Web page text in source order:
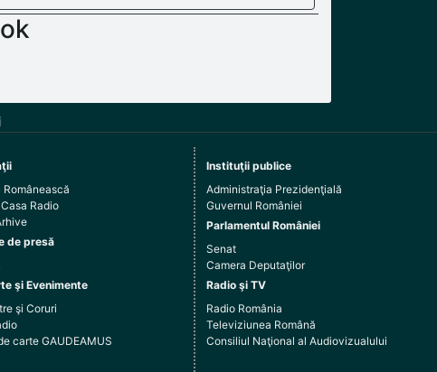
Românească
Radio
de presă
şi Evenimente
şi Coruri
carte GAUDEAMUS
Instituţii publice
Administraţia Prezidenţială
Guvernul României
Parlamentul României
Senat
Camera Deputaţilor
Radio şi TV
Radio România
Televiziunea Română
Consiliul Naţional al Audiovizualului